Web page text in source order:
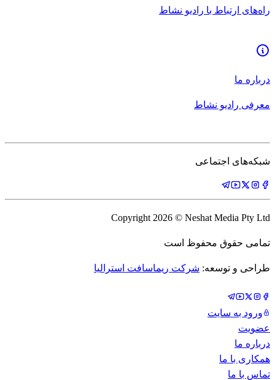
راه‌های ارتباط با رادیو نشاط
درباره ما
معرفی رادیو نشاط
شبکه‌های اجتماعی
Copyright 2026 © Neshat Media Pty Ltd
تمامی حقوق محفوظ است
طراحی و توسعه: شرکت ریماسافت استرالیا
ورود به سایت
عضویت
درباره ما
همکاری با ما
تماس با ما